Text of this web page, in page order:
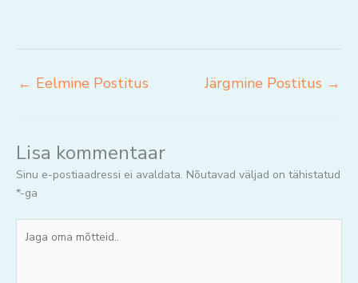
← Eelmine Postitus Järgmine Postitus →
Lisa kommentaar
Sinu e-postiaadressi ei avaldata. Nõutavad väljad on tähistatud
*-ga
oma